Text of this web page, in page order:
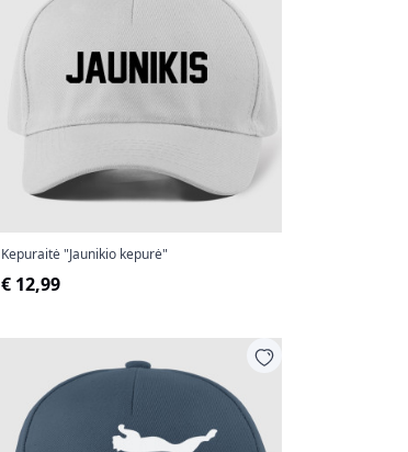
Kepuraitė "Jaunikio kepurė"
€ 12,99